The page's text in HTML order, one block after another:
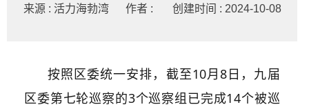
来源 : 活力海勃湾 作者 : 创建时间 : 2024-10-08
按照区委统一安排，截至10月8日，九届
区委第七轮巡察的3个巡察组已完成14个被巡